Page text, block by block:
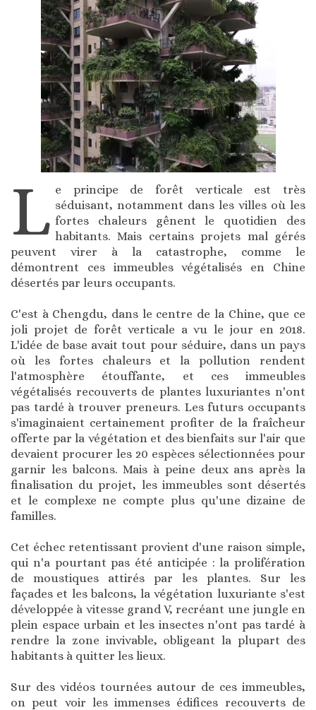
L e principe de forêt verticale est très
séduisant, notamment dans les villes où les
fortes chaleurs gênent le quotidien des
habitants. Mais certains projets mal gérés
peuvent virer à la catastrophe, comme le
démontrent ces immeubles végétalisés en Chine
désertés par leurs occupants.
C'est à Chengdu, dans le centre de la Chine, que ce
joli projet de forêt verticale a vu le jour en 2018.
L'idée de base avait tout pour séduire, dans un pays
où les fortes chaleurs et la pollution rendent
l'atmosphère étouffante, et ces immeubles
végétalisés recouverts de plantes luxuriantes n'ont
pas tardé à trouver preneurs. Les futurs occupants
s'imaginaient certainement profiter de la fraîcheur
offerte par la végétation et des bienfaits sur l'air que
devaient procurer les 20 espèces sélectionnées pour
garnir les balcons. Mais à peine deux ans après la
finalisation du projet, les immeubles sont désertés
et le complexe ne compte plus qu'une dizaine de
familles.
Cet échec retentissant provient d'une raison simple,
qui n'a pourtant pas été anticipée : la prolifération
de moustiques attirés par les plantes. Sur les
façades et les balcons, la végétation luxuriante s'est
développée à vitesse grand V, recréant une jungle en
plein espace urbain et les insectes n'ont pas tardé à
rendre la zone invivable, obligeant la plupart des
habitants à quitter les lieux.
Sur des vidéos tournées autour de ces immeubles,
on peut voir les immenses édifices recouverts de